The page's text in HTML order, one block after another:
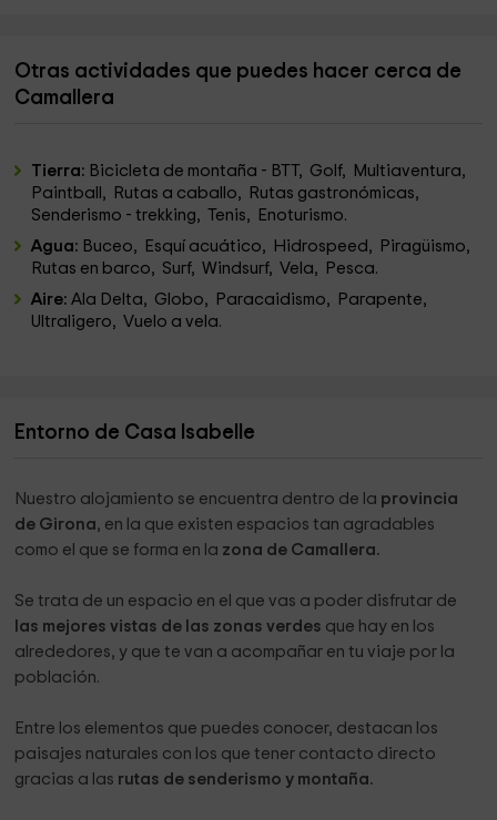
Otras actividades que puedes hacer cerca de
Camallera
Tierra: Bicicleta de montaña - BTT, Golf, Multiaventura,
Paintball, Rutas a caballo, Rutas gastronómicas,
Senderismo - trekking, Tenis, Enoturismo.
Agua: Buceo, Esquí acuático, Hidrospeed, Piragüismo,
Rutas en barco, Surf, Windsurf, Vela, Pesca.
Aire:Ala Delta, Globo, Paracaidismo, Parapente,
Ultraligero, Vuelo a vela.
Entorno de Casa Isabelle
Nuestro alojamiento se encuentra dentro de la provincia
de Girona, en la que existen espacios tan agradables
como el que se forma en la zona de Camallera.
Se trata de un espacio en el que vas a poder disfrutar de
las mejores vistas de las zonas verdes que hay en los
alrededores, y que te van a acompañar en tu viaje por la
población.
Entre los elementos que puedes conocer, destacan los
paisajes naturales con los que tener contacto directo
gracias a las rutas de senderismo y montaña.